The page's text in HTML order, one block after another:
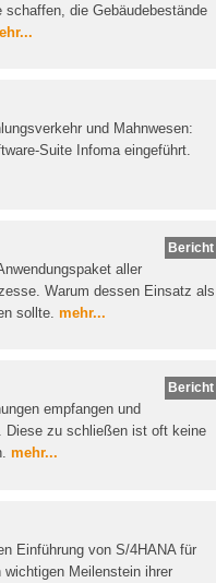
die Gebäudebestände
und Mahnwesen:
Suite Infoma eingeführt.
Bericht
aller
Warum dessen Einsatz als
sollte. mehr...
Bericht
empfangen und
Diese zu schließen ist oft keine
mehr...
Einführung von S/4HANA für
Meilenstein ihrer